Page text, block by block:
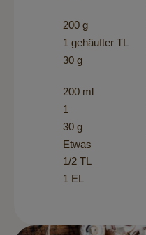
200 g
1 gehäufter TL
30 g
200 ml
1
30 g
Etwas
1/2 TL
1 EL